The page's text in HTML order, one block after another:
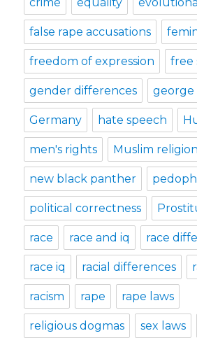
false rape accusations
freedom of expression free
gender differences george
Germany hate speech
men's rights Muslim religion
new black panther
political correctness
race race and iq race
race iq racial differences
racism rape rape laws
religious dogmas sex laws